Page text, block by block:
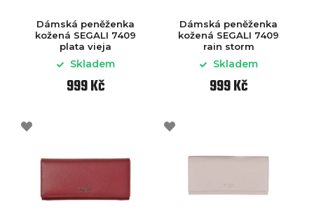
Dámská peněženka
kožená SEGALI 7409
plata vieja
Skladem
999 Kč
Dámská peněženka
kožená SEGALI 7409
rain storm
Skladem
999 Kč